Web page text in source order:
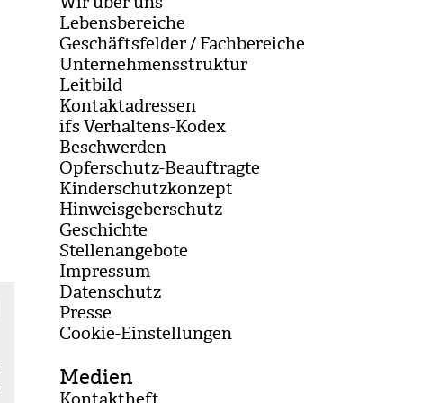
Lebensbereiche
Geschäftsfelder / Fachbereiche
Unternehmensstruktur
Leitbild
Kontaktadressen
ifs Verhaltens-Kodex
Beschwerden
Opferschutz-Beauftragte
Kinderschutzkonzept
Hinweisgeberschutz
Geschichte
Stellenangebote
Impressum
Datenschutz
Presse
Coo­kie-Ein­stel­lun­gen
Medien